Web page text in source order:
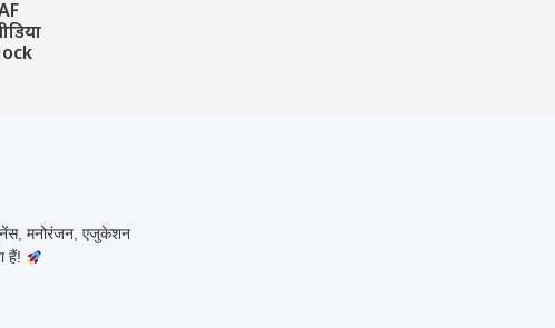
मनोरंजन, एजुकेशन
हैं!